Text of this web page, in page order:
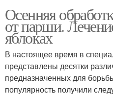
Осенняя
от парши.
яблоках
В настоящее время в
представлены десятки
предназначенных для
популярность получили